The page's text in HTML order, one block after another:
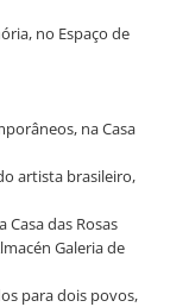
no Espaço de
na Casa
artista brasileiro,
Casa das Rosas
Galeria de
para dois povos,